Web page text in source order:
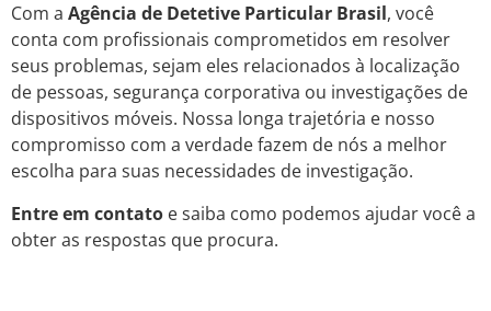
Com a Agência de Detetive Particular Brasil, você
conta com profissionais comprometidos em resolver
seus problemas, sejam eles relacionados à localização
de pessoas, segurança corporativa ou investigações de
dispositivos móveis. Nossa longa trajetória e nosso
compromisso com a verdade fazem de nós a melhor
escolha para suas necessidades de investigação.
Entre em contato e saiba como podemos ajudar você a
obter as respostas que procura.